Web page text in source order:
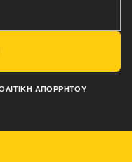
ΑΠΟΡΡΉΤΟΥ